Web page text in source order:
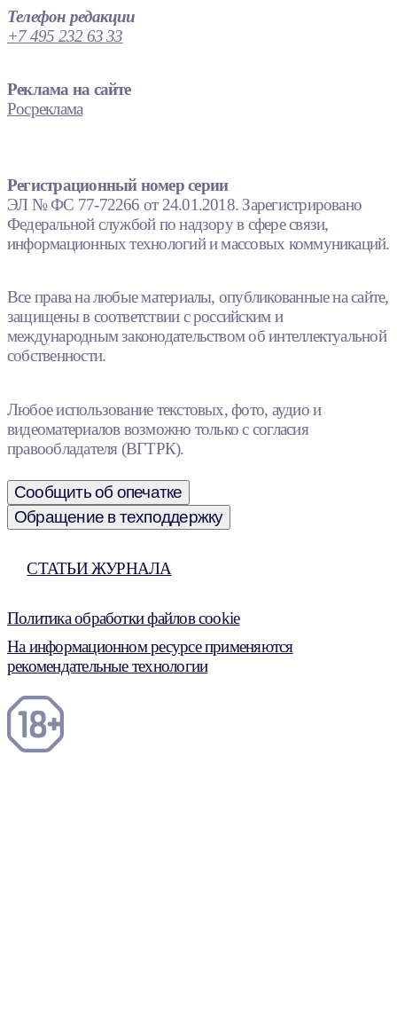
Телефон редакции
+7 495 232 63 33
Реклама на сайте
Росреклама
Регистрационный номер серии
ЭЛ № ФС 77-72266 от 24.01.2018. Зарегистрировано
Федеральной службой по надзору в сфере связи,
информационных технологий и массовых коммуникаций.
Все права на любые материалы, опубликованные на сайте,
защищены в соответствии с российским и
международным законодательством об интеллектуальной
собственности.
Любое использование текстовых, фото, аудио и
видеоматериалов возможно только с согласия
правообладателя (ВГТРК).
Сообщить об опечатке
Обращение в техподдержку
СТАТЬИ ЖУРНАЛА
Политика обработки файлов cookie
На информационном ресурсе применяются
рекомендательные технологии